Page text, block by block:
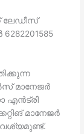
ലേഡീസ്
മാനേജർ
എൻട്രി
മാനേജർ